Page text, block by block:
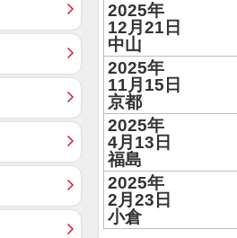
2025年
12月21日
中山
2025年
11月15日
京都
2025年
4月13日
福島
2025年
2月23日
小倉